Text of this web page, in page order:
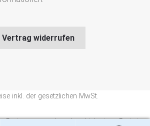
Vertrag widerrufen
inkl. der gesetzlichen MwSt.
Preise entsprechen dem bisherigen Preis in